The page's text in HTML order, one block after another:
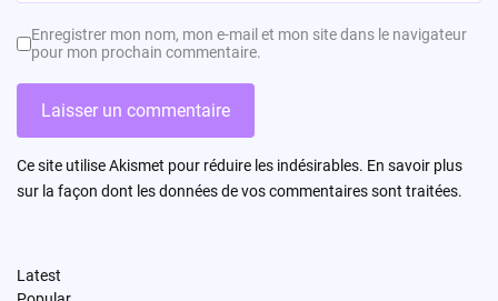
Enregistrer mon nom, mon e-mail et mon site dans le navigateur
pour mon prochain commentaire.
Ce site utilise Akismet pour réduire les indésirables. En savoir plus
sur la façon dont les données de vos commentaires sont traitées.
Latest